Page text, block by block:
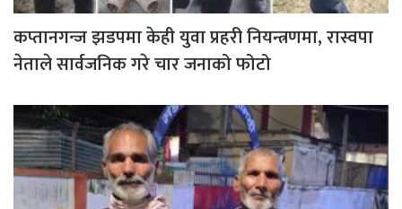
कप्तानगन्ज झडपमा केही युवा प्रहरी नियन्त्रणमा, रास्वपा
नेताले सार्वजनिक गरे चार जनाको फोटो